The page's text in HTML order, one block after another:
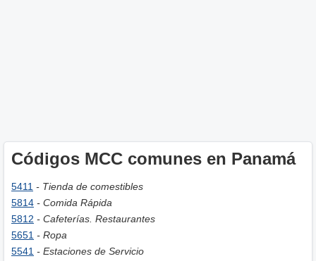
Códigos MCC comunes en Panamá
5411 - Tienda de comestibles
5814 - Comida Rápida
5812 - Cafeterías. Restaurantes
5651 - Ropa
5541 - Estaciones de Servicio